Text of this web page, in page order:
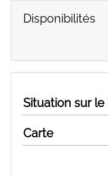
Disponibilités
Situation sur le
Carte